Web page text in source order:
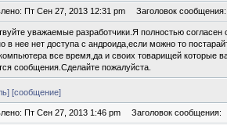
Пт Сен 27, 2013 12:31 pm Заголовок сообщения:
уважаемые разработчики.Я полностью
в нее нет доступа с андроида,если можно то
все время,да и своих товарищей которые
сообщения.Сделайте пожалуйста.
[сообщение]
Пт Сен 27, 2013 1:46 pm Заголовок сообщения: